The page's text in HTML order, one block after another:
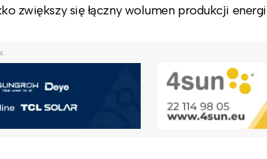
zwiększy się łączny wolumen produkcji